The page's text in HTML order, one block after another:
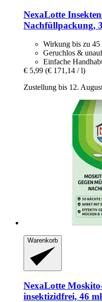
NexaLotte
Nachfüllpackung,
Wirkung bis zu 45
Geruchlos &
Einfache
€ 5,99 (€ 171,14 / l)
Zustellung bis 12.
Warenkorb
NexaLotte
insektizidfrei, 46 ml